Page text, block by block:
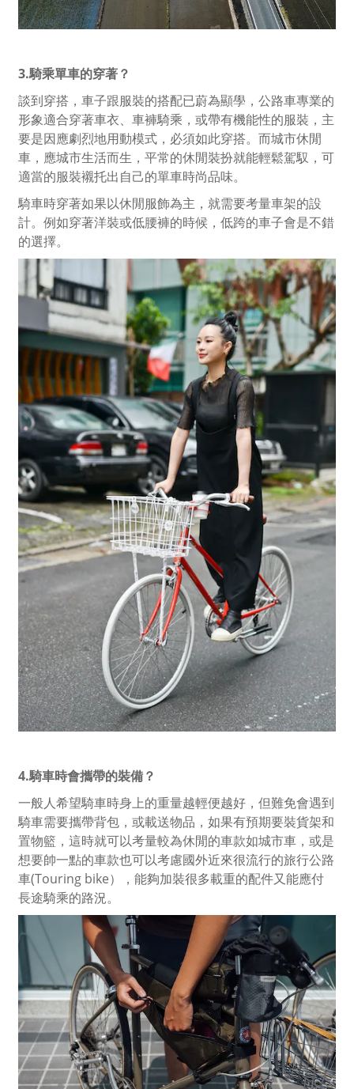
3.騎乘單車的穿著？
談到穿搭，車子跟服裝的搭配已蔚為顯學，公路車專業的
形象適合穿著車衣、車褲騎乘，或帶有機能性的服裝，主
要是因應劇烈地用動模式，必須如此穿搭。而城市休閒
車，應城市生活而生，平常的休閒裝扮就能輕鬆駕馭，可
適當的服裝襯托出自己的單車時尚品味。
騎車時穿著如果以休閒服飾為主，就需要考量車架的設
計。例如穿著洋裝或低腰褲的時候，低跨的車子會是不錯
的選擇。
4.騎車時會攜帶的裝備？
一般人希望騎車時身上的重量越輕便越好，但難免會遇到
騎車需要攜帶背包，或載送物品，如果有預期要裝貨架和
置物籃，這時就可以考量較為休閒的車款如城市車，或是
想要帥一點的車款也可以考慮國外近來很流行的旅行公路
車(Touring bike），能夠加裝很多載重的配件又能應付
長途騎乘的路況。